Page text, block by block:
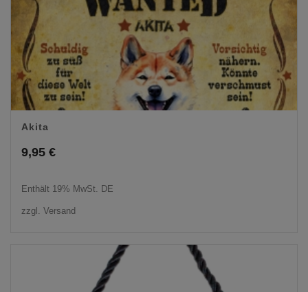
Akita
9,95 €
Enthält 19% MwSt. DE
zzgl. Versand